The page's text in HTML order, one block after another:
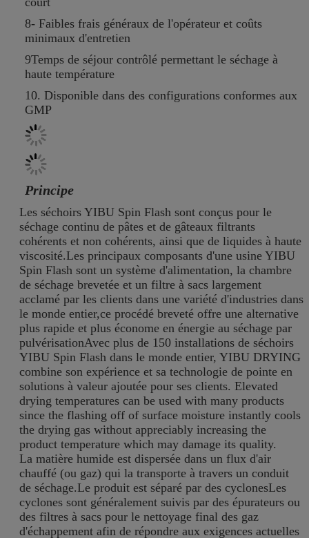
8- Faibles frais généraux de l'opérateur et coûts
minimaux d'entretien
9Temps de séjour contrôlé permettant le séchage à
haute température
10. Disponible dans des configurations conformes aux
GMP
Principe
Les séchoirs YIBU Spin Flash sont conçus pour le
séchage continu de pâtes et de gâteaux filtrants
cohérents et non cohérents, ainsi que de liquides à haute
viscosité.Les principaux composants d'une usine YIBU
Spin Flash sont un système d'alimentation, la chambre
de séchage brevetée et un filtre à sacs largement
acclamé par les clients dans une variété d'industries dans
le monde entier,ce procédé breveté offre une alternative
plus rapide et plus économe en énergie au séchage par
pulvérisationAvec plus de 150 installations de séchoirs
YIBU Spin Flash dans le monde entier, YIBU DRYING
combine son expérience et sa technologie de pointe en
solutions à valeur ajoutée pour ses clients. Elevated
drying temperatures can be used with many products
since the flashing off of surface moisture instantly cools
the drying gas without appreciably increasing the
product temperature which may damage its quality.
La matière humide est dispersée dans un flux d'air
chauffé (ou gaz) qui la transporte à travers un conduit
de séchage.Le produit est séparé par des cyclonesLes
cyclones sont généralement suivis par des épurateurs ou
des filtres à sacs pour le nettoyage final des gaz
d'échappement afin de répondre aux exigences actuelles